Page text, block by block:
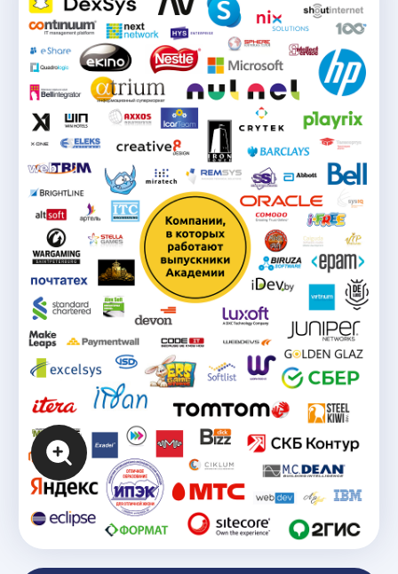
Темы дипломов — реальные задачи
от компаний
Внутренняя база стажировок
и вакансий
Портфолио-ревью и симуляция
технических собеседований
Наши партнеры
Компании, с которыми
мы сотрудничаем
Мы сотрудничаем
с крупнейшими
ИТ-компаниями
России и мира